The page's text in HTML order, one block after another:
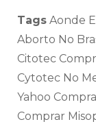
Tags Aonde
Aborto No
Citotec
Cytotec No
Yahoo
Comprar